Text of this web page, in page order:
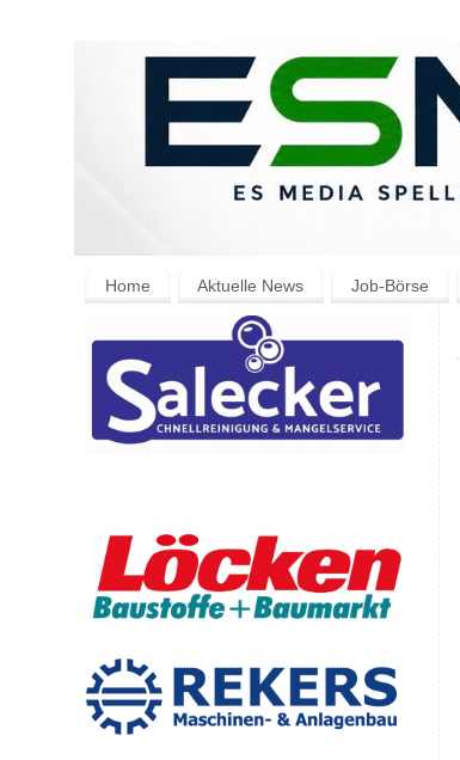
Home Aktuelle News Job-Börse